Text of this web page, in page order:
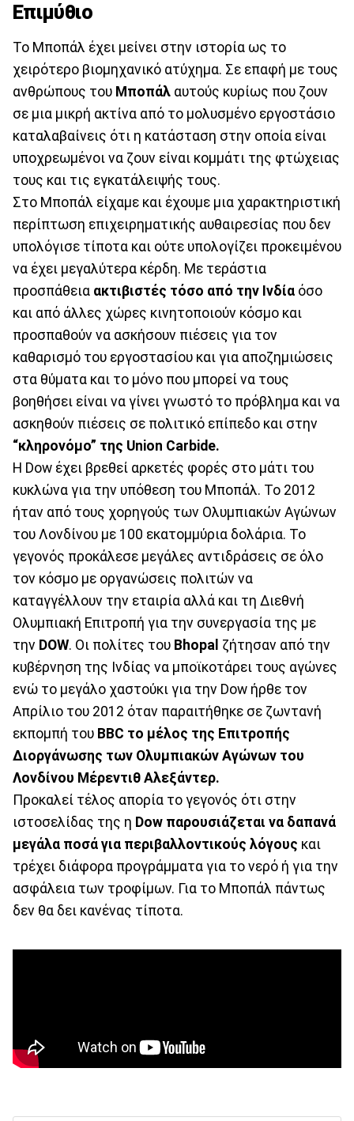
Επιμύθιο
Το Μποπάλ έχει μείνει στην ιστορία ως το
χειρότερο βιομηχανικό ατύχημα. Σε επαφή με τους
ανθρώπους του Μποπάλ αυτούς κυρίως που ζουν
σε μια μικρή ακτίνα από το μολυσμένο εργοστάσιο
καταλαβαίνεις ότι η κατάσταση στην οποία είναι
υποχρεωμένοι να ζουν είναι κομμάτι της φτώχειας
τους και τις εγκατάλειψής τους.
Στο Μποπάλ είχαμε και έχουμε μια χαρακτηριστική
περίπτωση επιχειρηματικής αυθαιρεσίας που δεν
υπολόγισε τίποτα και ούτε υπολογίζει προκειμένου
να έχει μεγαλύτερα κέρδη. Με τεράστια
προσπάθεια ακτιβιστές τόσο από την Ινδία όσο
και από άλλες χώρες κινητοποιούν κόσμο και
προσπαθούν να ασκήσουν πιέσεις για τον
καθαρισμό του εργοστασίου και για αποζημιώσεις
στα θύματα και το μόνο που μπορεί να τους
βοηθήσει είναι να γίνει γνωστό το πρόβλημα και να
ασκηθούν πιέσεις σε πολιτικό επίπεδο και στην
“κληρονόμο” της Union Carbide.
Η Dow έχει βρεθεί αρκετές φορές στο μάτι του
κυκλώνα για την υπόθεση του Μποπάλ. Το 2012
ήταν από τους χορηγούς των Ολυμπιακών Αγώνων
του Λονδίνου με 100 εκατομμύρια δολάρια. Το
γεγονός προκάλεσε μεγάλες αντιδράσεις σε όλο
τον κόσμο με οργανώσεις πολιτών να
καταγγέλλουν την εταιρία αλλά και τη Διεθνή
Ολυμπιακή Επιτροπή για την συνεργασία της με
την DOW. Οι πολίτες του Bhopal ζήτησαν από την
κυβέρνηση της Ινδίας να μποϊκοτάρει τους αγώνες
ενώ το μεγάλο χαστούκι για την Dow ήρθε τον
Απρίλιο του 2012 όταν παραιτήθηκε σε ζωντανή
εκπομπή του ΒΒC το μέλος της Επιτροπής
Διοργάνωσης των Ολυμπιακών Αγώνων του
Λονδίνου Μέρεντιθ Αλεξάντερ.
Προκαλεί τέλος απορία το γεγονός ότι στην
ιστοσελίδας της η Dow παρουσιάζεται να δαπανά
μεγάλα ποσά για περιβαλλοντικούς λόγους και
τρέχει διάφορα προγράμματα για το νερό ή για την
ασφάλεια των τροφίμων. Για το Μποπάλ πάντως
δεν θα δει κανένας τίποτα.